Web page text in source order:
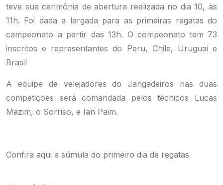
teve sua cerimônia de abertura realizada no dia 10, às
11h. Foi dada a largada para as primeiras regatas do
campeonato a partir das 13h. O compeonato tem 73
inscritos e representantes do Peru, Chile, Uruguai e
Brasil
A equipe de velejadores do Jangadeiros nas duas
competições será comandada pelos técnicos Lucas
Mazim, o Sorriso, e Ian Paim.
Confira aqui a súmula do primeiro dia de regatas